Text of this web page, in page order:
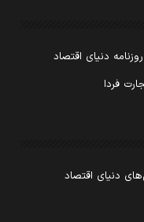
روزنامه دنیای اقتصاد
فردا
دنیای اقتصاد